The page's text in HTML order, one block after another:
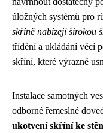
úložných systémů pro
skříně nabízejí širokou
třídění a ukládání věcí
skříní, které výrazně
Instalace samotných
odborné řemeslné
ukotvení skříní ke